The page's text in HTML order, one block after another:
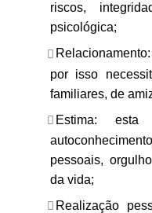
riscos,
psicológica;
por isso
familiares, de
Estima:
pessoais,
da vida;
Realização